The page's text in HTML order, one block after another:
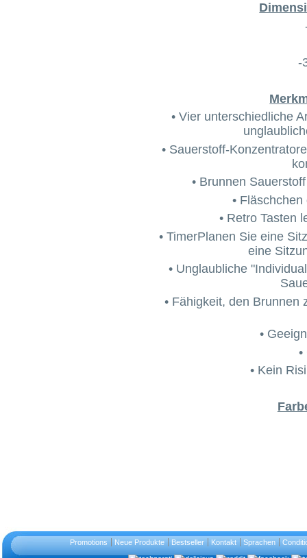
-
• Vier unterschiedliche
• Sauerstoff-
• Brunnen
•
• Retro Tasten
• TimerPlanen Sie eine
eine
• Unglaubliche
• Fähigkeit, den Brunnen
•
• Kein
Promotions Neue Produkte Bestseller Kontakt Sprachen